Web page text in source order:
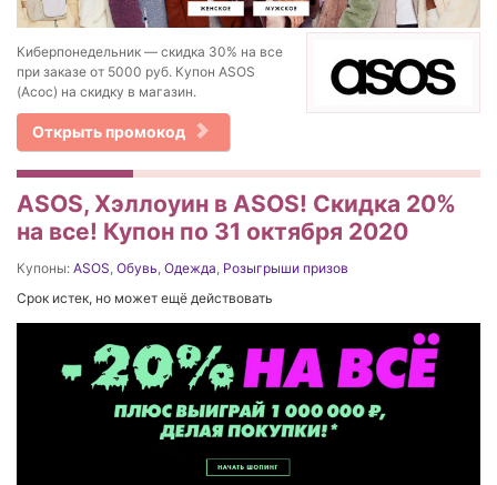
Киберпонедельник — скидка 30% на все
при заказе от 5000 руб. Купон ASOS
(Асос) на скидку в магазин.
Открыть промокод
ASOS, Хэллоуин в ASOS! Скидка 20%
на все! Купон по 31 октября 2020
Купоны: ASOS Обувь Одежда Розыгрыши призов
Срок истек, но может ещё действовать